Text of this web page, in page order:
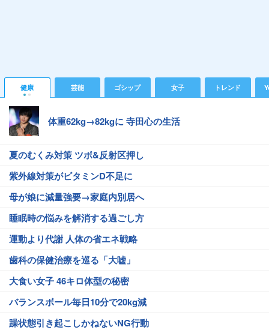
健康 芸能 ゴシップ 女子 トレンド
体重62kg→82kgに 寺田心の生活
夏のむくみ対策 ツボ&反射区押し
紫外線対策がビタミンD不足に
母が娘に減量強要→家庭内別居へ
睡眠時の悩みを解消する過ごし方
運動より代謝 人体の省エネ戦略
歯科の保健治療を巡る「大嘘」
大食い女子 46キロ体型の秘密
バランスボール毎日10分で20kg減
躁状態引き起こしかねないNG行動